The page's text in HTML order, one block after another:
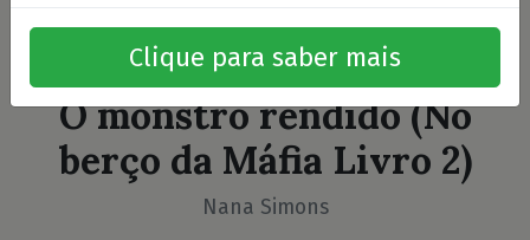
O monstro rendido (No
berço da Máfia Livro 2)
Nana Simons
Clique para saber mais